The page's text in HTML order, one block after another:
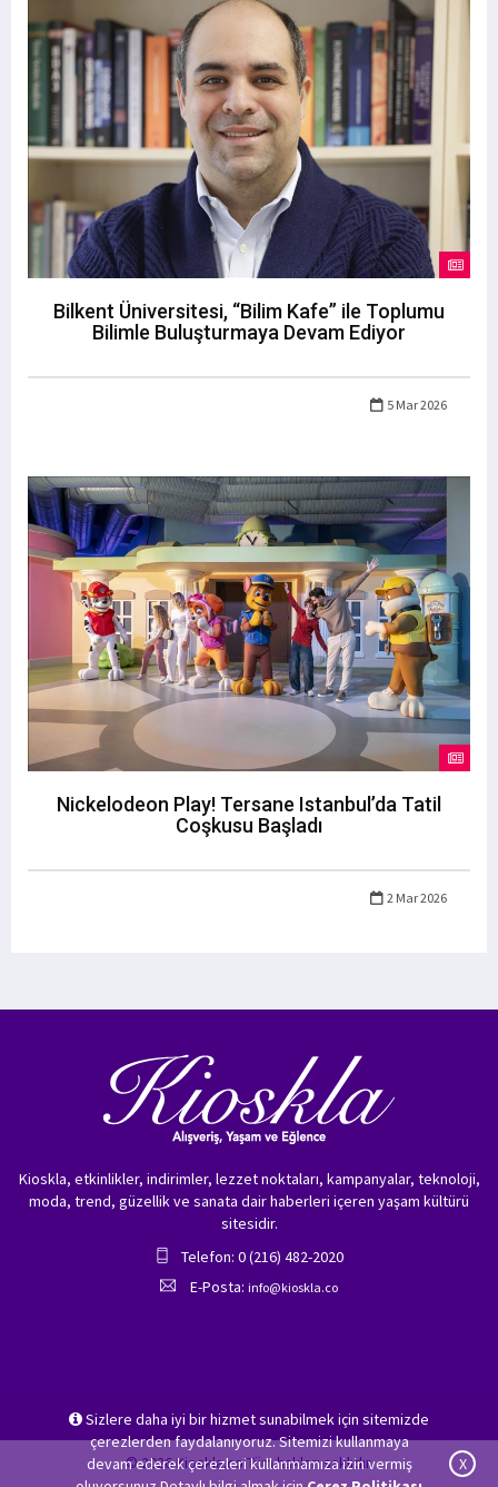
Bilkent Üniversitesi, “Bilim Kafe” ile Toplumu
Bilimle Buluşturmaya Devam Ediyor
5 Mar 2026
Nickelodeon Play! Tersane Istanbul’da Tatil
Coşkusu Başladı
2 Mar 2026
Sizlere daha iyi bir hizmet sunabilmek için sitemizde
çerezlerden faydalanıyoruz. Sitemizi kullanmaya
devam ederek çerezleri kullanmamıza izin vermiş
X
Kioskla, etkinlikler, indirimler, lezzet noktaları, kampanyalar, teknoloji,
moda, trend, güzellik ve sanata dair haberleri içeren yaşam kültürü
sitesidir.
Telefon: 0 (216) 482-2020
E-Posta: info@kioskla.co
© 2026 Kioskla.co Tüm hakları saklıdır.